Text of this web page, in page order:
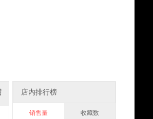
店内排行榜
销售量 收藏数